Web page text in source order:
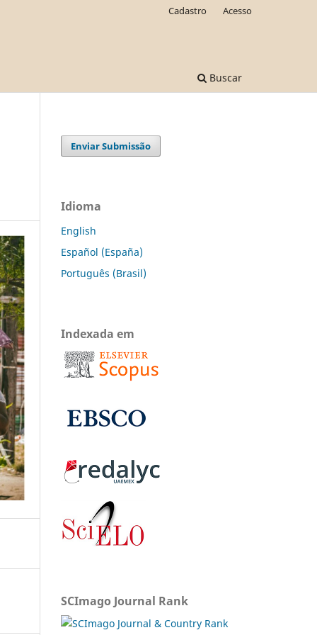
Buscar
Cadastro Acesso
Enviar Submissão
Idioma
English
Español (España)
Português (Brasil)
Indexada em
SCImago Journal Rank